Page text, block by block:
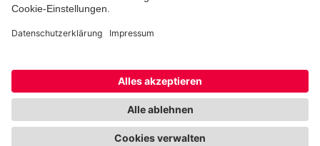
Cookie-Einstellungen Datenschutz Barrierefreiheit
Impressum Kontakt Widerruf